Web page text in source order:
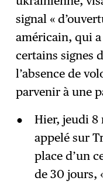
signal «
américain, qui
certains signes
l’absence de
parvenir à une
Hier, jeudi 8
appelé sur
place d’un
de 30 jours,